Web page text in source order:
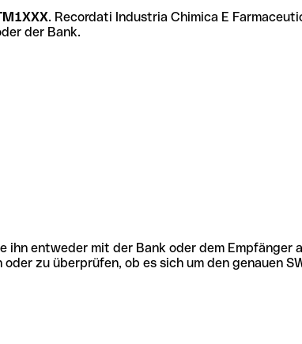
. Recordati Industria Chimica E
der Bank.
ihn entweder mit der Bank oder dem
zu überprüfen, ob es sich um den genauen